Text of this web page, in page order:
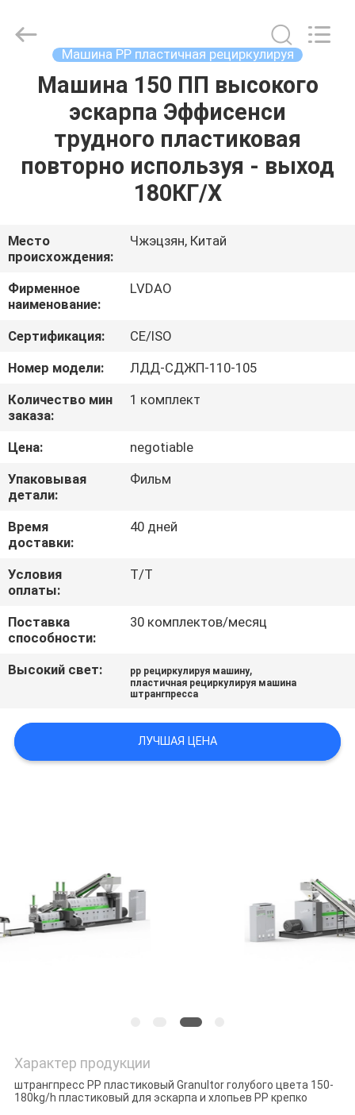
ДОМ
ПРОДУКТЫ
ПУТЕШЕСТВИЕ
ФАБРИКИ
ПРОВЕРКА
КАЧЕСТВА
СВЯЖИТЕСЬ
МЫ
НОВОСТИ
СПРОСИТЕ
ЦИТАТУ
КАРТА
POLICY
TRADE
CO.,LTD..
Машина PP пластичная рециркулируя
Машина 150 ПП высокого
эскарпа Эффисенси
трудного пластиковая
повторно используя - выход
180КГ/Х
Место
происхождения:
Чжэцзян, Китай
Фирменное
наименование:
LVDAO
Сертификация:
CE/ISO
Номер модели:
ЛДД-СДЖП-110-105
Количество мин
заказа:
1 комплект
Цена:
negotiable
Упаковывая
детали:
Фильм
Время
доставки:
40 дней
Условия
оплаты:
T/T
Поставка
способности:
30 комплектов/месяц
Высокий свет: pp рециркулируя машину,
пластичная рециркулируя машина
штрангпресса
ЛУЧШАЯ ЦЕНА
Характер продукции
штрангпресс PP пластиковый Granultor голубого цвета 150-
180kg/h пластиковый для эскарпа и хлопьев PP крепко